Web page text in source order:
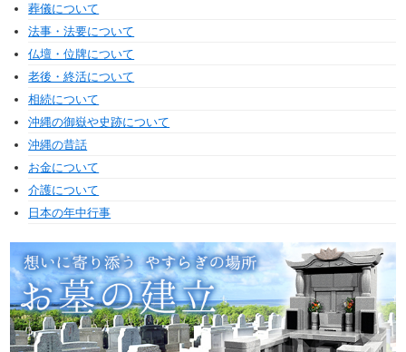
葬儀について
法事・法要について
仏壇・位牌について
老後・終活について
相続について
沖縄の御嶽や史跡について
沖縄の昔話
お金について
介護について
日本の年中行事